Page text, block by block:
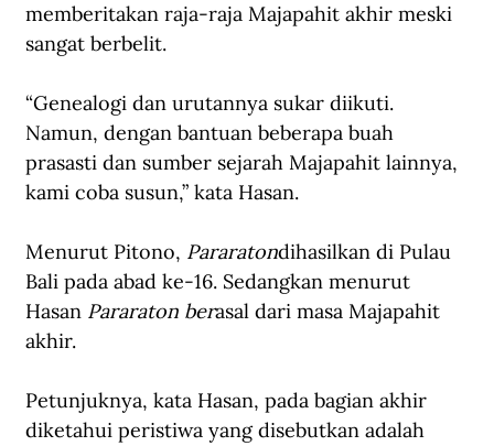
memberitakan raja-raja Majapahit akhir meski
sangat berbelit.
“Genealogi dan urutannya sukar diikuti.
Namun, dengan bantuan beberapa buah
prasasti dan sumber sejarah Majapahit lainnya,
kami coba susun,” kata Hasan.
Menurut Pitono, Pararatondihasilkan di Pulau
Bali pada abad ke-16. Sedangkan menurut
Hasan Pararaton berasal dari masa Majapahit
akhir.
Petunjuknya, kata Hasan, pada bagian akhir
diketahui peristiwa yang disebutkan adalah